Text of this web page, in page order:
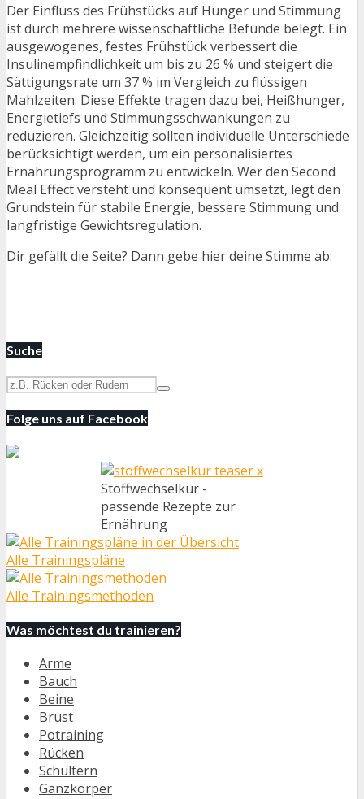
Der Einfluss des Frühstücks auf Hunger und Stimmung
ist durch mehrere wissenschaftliche Befunde belegt. Ein
ausgewogenes, festes Frühstück verbessert die
Insulinempfindlichkeit um bis zu 26 % und steigert die
Sättigungsrate um 37 % im Vergleich zu flüssigen
Mahlzeiten. Diese Effekte tragen dazu bei, Heißhunger,
Energietiefs und Stimmungsschwankungen zu
reduzieren. Gleichzeitig sollten individuelle Unterschiede
berücksichtigt werden, um ein personalisiertes
Ernährungsprogramm zu entwickeln. Wer den Second
Meal Effect versteht und konsequent umsetzt, legt den
Grundstein für stabile Energie, bessere Stimmung und
langfristige Gewichtsregulation.
Dir gefällt die Seite? Dann gebe hier deine Stimme ab:
Suche
Folge uns auf Facebook
Stoffwechselkur -
passende Rezepte zur
Ernährung
Alle Trainingspläne
Alle Trainingsmethoden
Was möchtest du trainieren?
Arme
Bauch
Beine
Brust
Potraining
Rücken
Schultern
Ganzkörper